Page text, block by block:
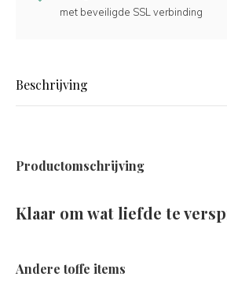
met beveiligde SSL verbinding
Beschrijving
Productomschrijving
Klaar om wat liefde te
Andere toffe items